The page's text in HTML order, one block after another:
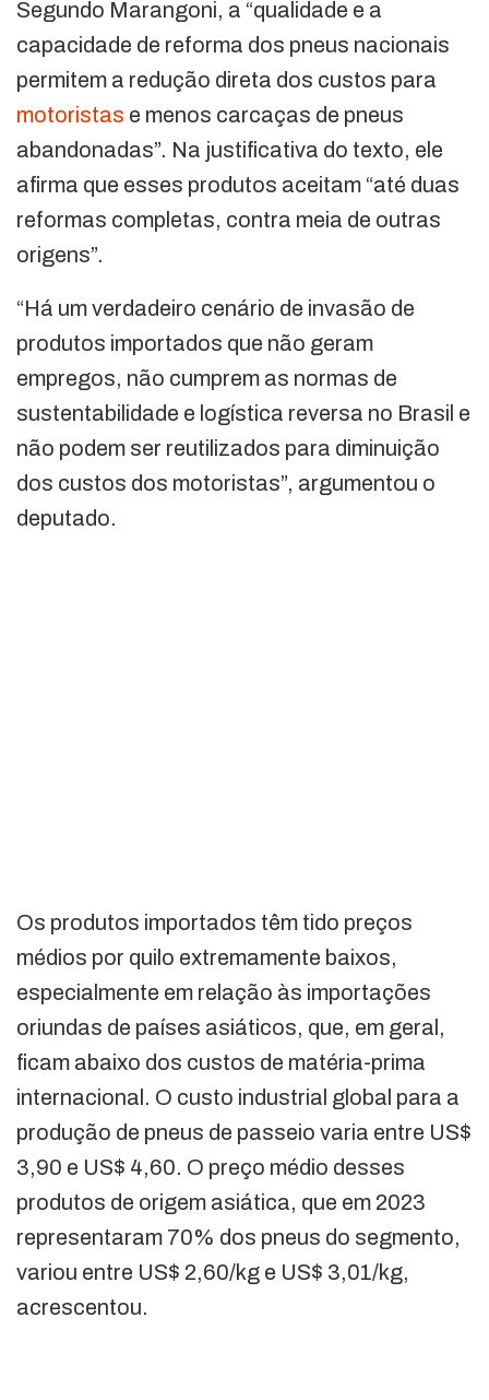
Segundo Marangoni, a “qualidade e a
capacidade de reforma dos pneus nacionais
permitem a redução direta dos custos para
motoristas e menos carcaças de pneus
abandonadas”. Na justificativa do texto, ele
afirma que esses produtos aceitam “até duas
reformas completas, contra meia de outras
origens”.
“Há um verdadeiro cenário de invasão de
produtos importados que não geram
empregos, não cumprem as normas de
sustentabilidade e logística reversa no Brasil e
não podem ser reutilizados para diminuição
dos custos dos motoristas”, argumentou o
deputado.
Os produtos importados têm tido preços
médios por quilo extremamente baixos,
especialmente em relação às importações
oriundas de países asiáticos, que, em geral,
ficam abaixo dos custos de matéria-prima
internacional. O custo industrial global para a
produção de pneus de passeio varia entre US$
3,90 e US$ 4,60. O preço médio desses
produtos de origem asiática, que em 2023
representaram 70% dos pneus do segmento,
variou entre US$ 2,60/kg e US$ 3,01/kg,
acrescentou.